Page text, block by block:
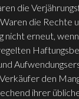
die
die Rechte
nicht erneut,
den
ihrer